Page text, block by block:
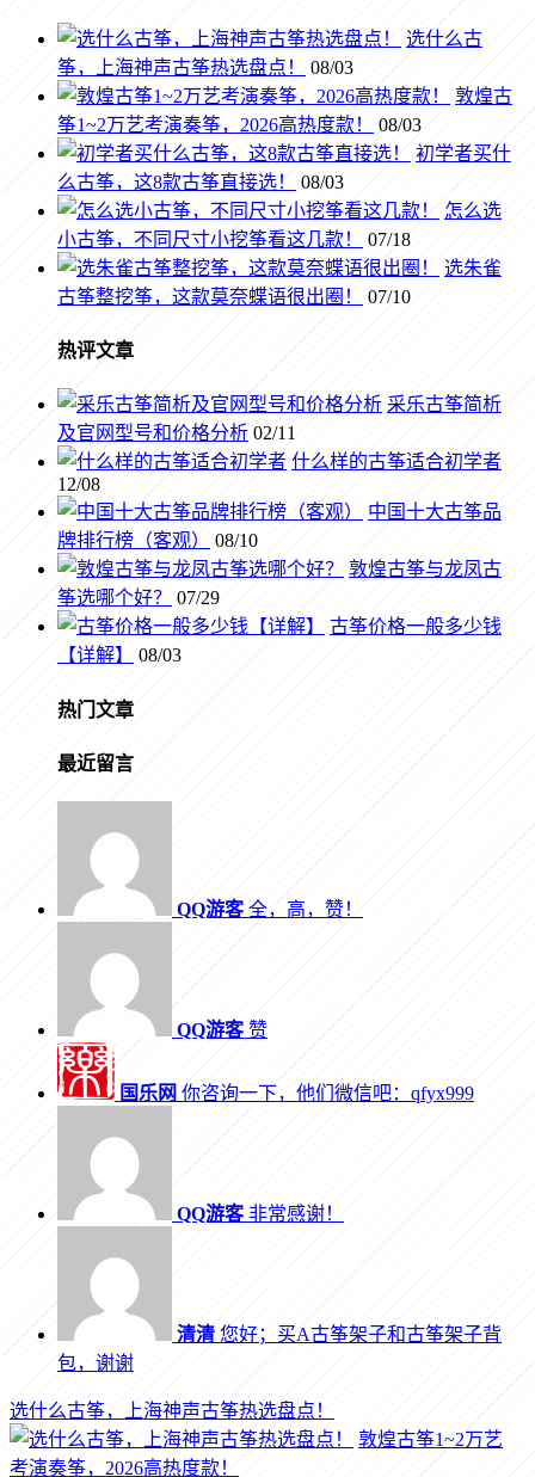
选什么古
筝，上海神声古筝热选盘点！
08/03
敦煌古
筝1~2万艺考演奏筝，2026高热度款！
08/03
初学者买什
么古筝，这8款古筝直接选！
08/03
怎么选
小古筝，不同尺寸小挖筝看这几款！
07/18
选朱雀
古筝整挖筝，这款莫奈蝶语很出圈！
07/10
热评文章
采乐古筝简析
及官网型号和价格分析 02/11
什么样的古筝适合初学者
12/08
中国十大古筝品
牌排行榜（客观）
08/10
敦煌古筝与龙凤古
筝选哪个好？
07/29
古筝价格一般多少钱
【详解】
08/03
热门文章
最近留言
QQ游客全，高，赞！
QQ游客赞
国乐网 你咨询一下，他们微信吧：qfyx999
QQ游客非常感谢！
清清 您好；买A古筝架子和古筝架子背
包，谢谢
选什么古筝，上海神声古筝热选盘点！
敦煌古筝1~2万艺
考演奏筝，2026高热度款！